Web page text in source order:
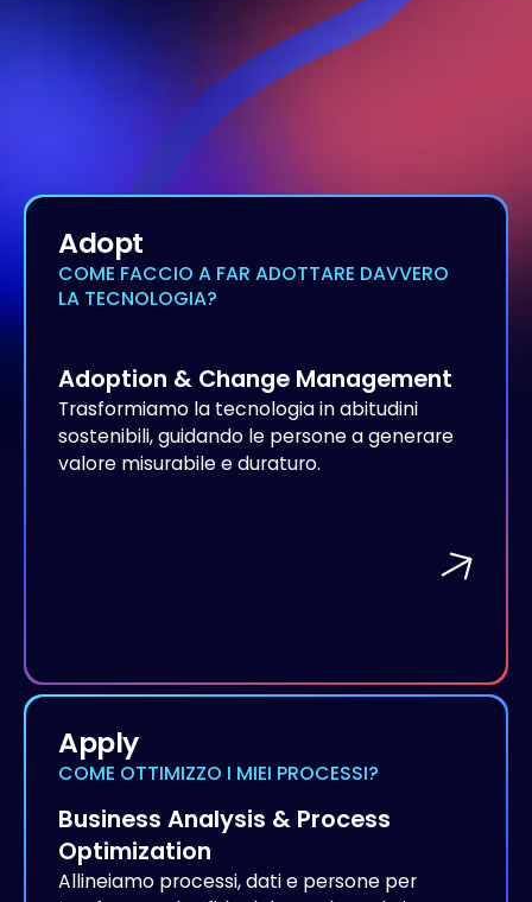
Adopt
COME FACCIO A FAR ADOTTARE DAVVERO
LA TECNOLOGIA?
Adoption & Change Management
Trasformiamo la tecnologia in abitudini
sostenibili, guidando le persone a generare
valore misurabile e duraturo.
Apply
COME OTTIMIZZO I MIEI PROCESSI?
Business Analysis & Process
Optimization
Allineiamo processi, dati e persone per